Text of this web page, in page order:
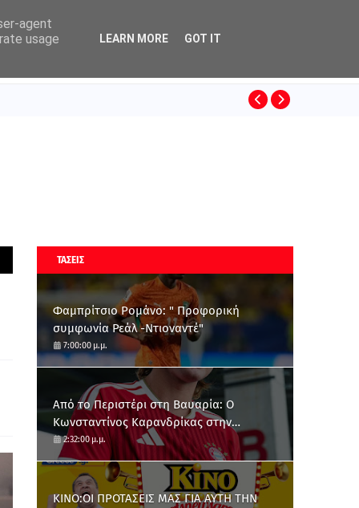
ΤΑΣΕΙΣ
Φαμπρίτσιο Ρομάνο: " Προφορική
συμφωνία Ρεάλ -Ντιοναντέ"
7:00:00 μ.μ.
Από το Περιστέρι στη Βαυαρία: O
Κωνσταντίνος Καρανδρίκας στην
Μπάγερν Μονάχου
2:32:00 μ.μ.
ΚΙΝΟ:ΟΙ ΠΡΟΤΑΣΕΙΣ ΜΑΣ ΓΙΑ ΑΥΤΗ ΤΗΝ
agent
usage
LEARN MORE GOT IT